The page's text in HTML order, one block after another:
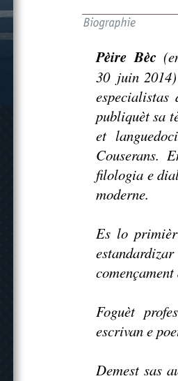
Pèire Bèc
30 juin
publiquèt sa
et
Couserans.
filologia e
moderne.
Es lo
Foguèt
escrivan e
Demest sas